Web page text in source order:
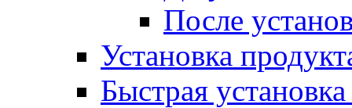
После
Установка
Быстрая